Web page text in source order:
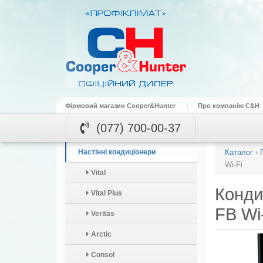
Фірмовий магазин Cooper&Hunter Про компанію C&H
(077) 700-00-37
Настінні кондиціонери
Vital
Vital Plus
Veritas
Arctic
Consol
Каталог ›
Wi-Fi
FB